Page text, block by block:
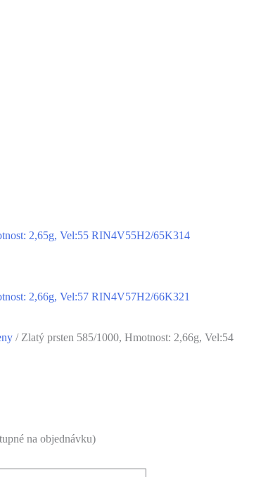
2,65g, Vel:55 RIN4V55H2/65K314
2,66g, Vel:57 RIN4V57H2/66K321
/ Zlatý prsten 585/1000, Hmotnost: 2,66g, Vel:54
na objednávku)